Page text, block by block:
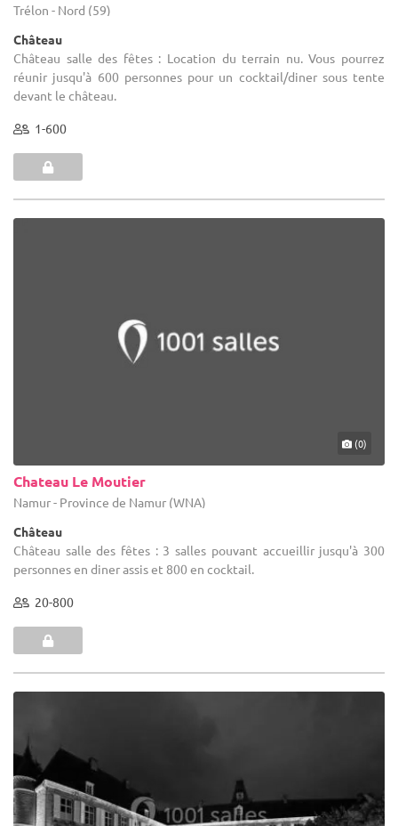
Trélon - Nord (59)
Château
Château salle des fêtes : Location du terrain nu. Vous pourrez
réunir jusqu'à 600 personnes pour un cocktail/diner sous tente
devant le château.
1-600
(0)
Chateau Le Moutier
Namur - Province de Namur (WNA)
Château
Château salle des fêtes : 3 salles pouvant accueillir jusqu'à 300
personnes en diner assis et 800 en cocktail.
20-800